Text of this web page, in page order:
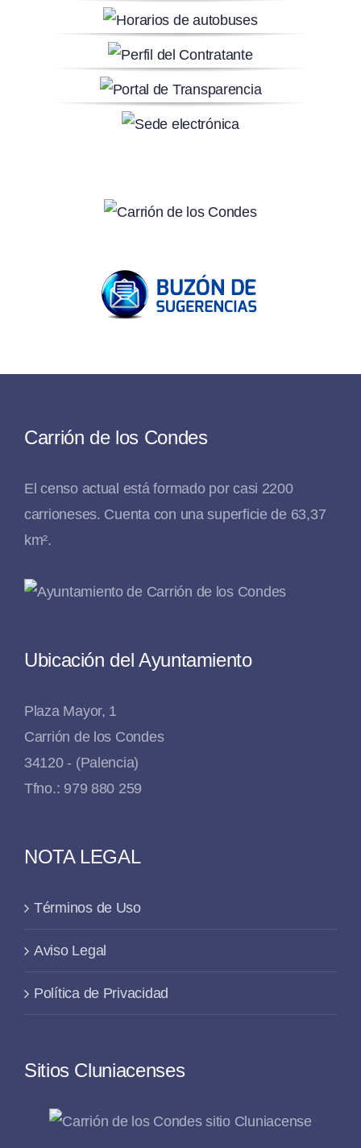
Carrión de los Condes
El censo actual está formado por casi 2200
carrioneses. Cuenta con una superficie de 63,37
km².
Ubicación del Ayuntamiento
Plaza Mayor, 1
Carrión de los Condes
34120 - (Palencia)
Tfno.: 979 880 259
NOTA LEGAL
Términos de Uso
Aviso Legal
Política de Privacidad
Sitios Cluniacenses